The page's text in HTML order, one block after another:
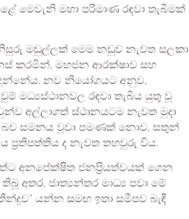
මහා පරිමාණ රඳවා තැබීමක්
මඬුල්ලක් මෙම නඩුව නැවත සලකා
කරමින්, මහජන ආරක්ෂාව සහ
නව නියෝගයට අනුව,
මධ්‍යස්ථානවල රඳවා තැබිය යුතු වූ
අල්ලාගත් ස්ථානයටම නැවත මුදා
සමනය වූවා පමණක් නොව, සතුන්
ප්‍රතිපත්තිය ද නැවත තහවුරු විය.
අනපේක්ෂිත ජනප්‍රියත්වයක් ගෙන
අතර, ජාත්‍යන්තර මාධ්‍ය පවා මේ
යන්න සමඟ ඉතා සමීපව බැඳී